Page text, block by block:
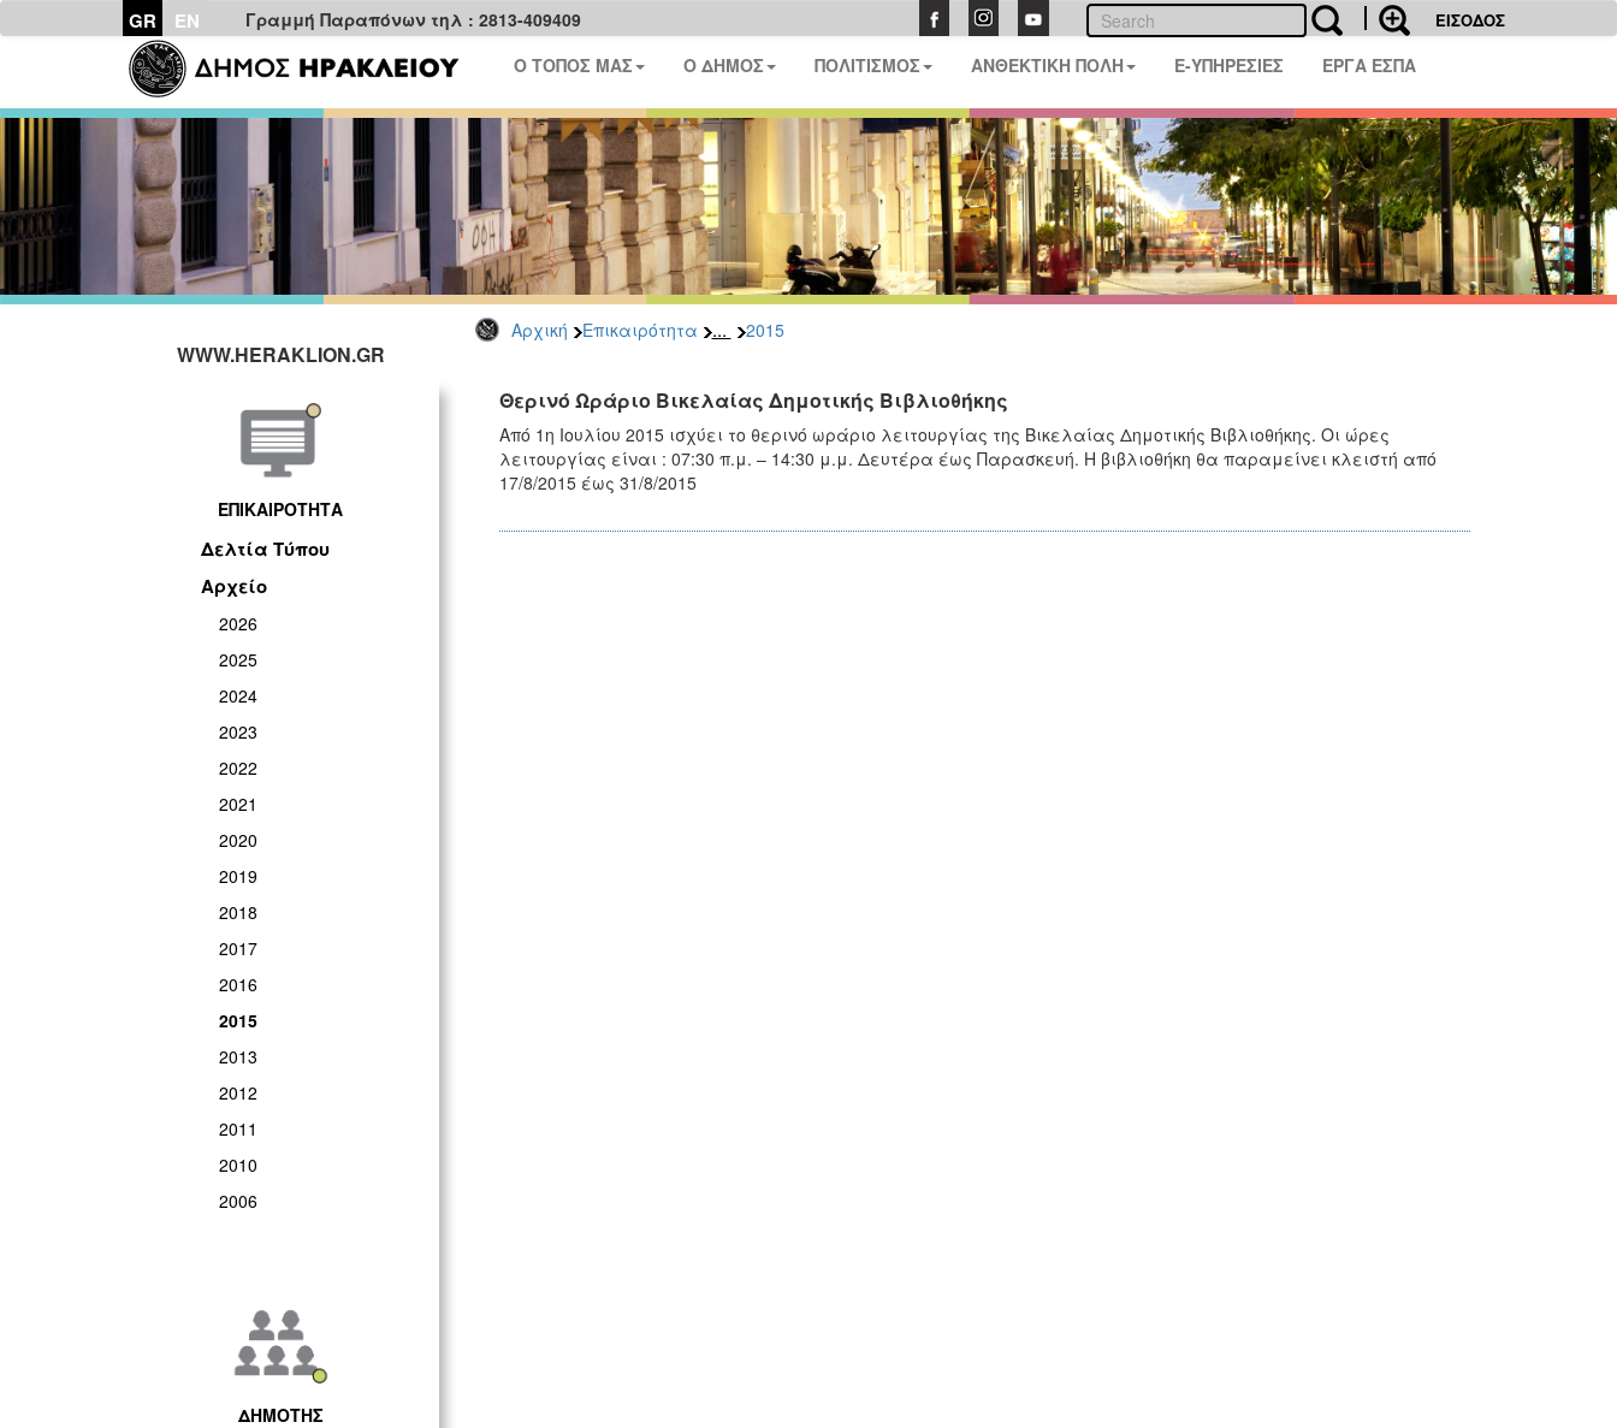
GR EN Γραμμή Παραπόνων τηλ : 2813-409409 ΕΙΣΟΔΟΣ
Ο ΤΟΠΟΣ ΜΑΣ Ο ΔΗΜΟΣ ΠΟΛΙΤΙΣΜΟΣ ΑΝΘΕΚΤΙΚΗ ΠΟΛΗ E-ΥΠΗΡΕΣΙΕΣ ΕΡΓΑ ΕΣΠΑ
Αρχική Επικαιρότητα ... 2015
WWW.HERAKLION.GR
ΕΠΙΚΑΙΡΟΤΗΤΑ
Δελτία Τύπου
Αρχείο
2026
2025
2024
2023
2022
2021
2020
2019
2018
2017
2016
2015
2013
2012
2011
2010
2006
ΔΗΜΟΤΗΣ
Θερινό Ωράριο Βικελαίας Δημοτικής Βιβλιοθήκης
Από 1η Ιουλίου 2015 ισχύει το θερινό ωράριο λειτουργίας της Βικελαίας Δημοτικής Βιβλιοθήκης. Οι ώρες
λειτουργίας είναι : 07:30 π.μ. – 14:30 μ.μ. Δευτέρα έως Παρασκευή. Η βιβλιοθήκη θα παραμείνει κλειστή από
17/8/2015 έως 31/8/2015